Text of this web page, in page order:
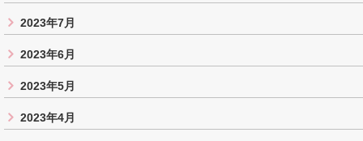
2023年7月
2023年6月
2023年5月
2023年4月